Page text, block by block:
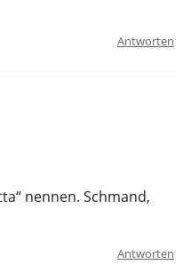
Antworten
nennen. Schmand,
Antworten